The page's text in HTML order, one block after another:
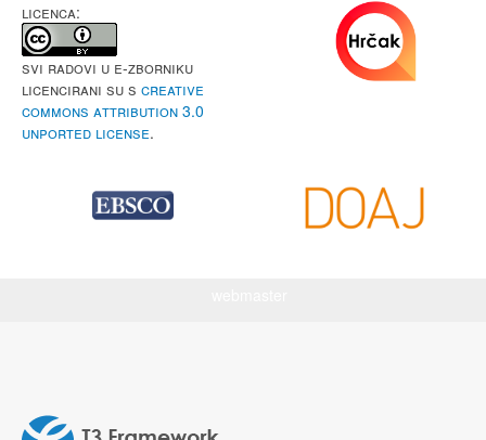
LICENCA:
Svi radovi u e-Zborniku
licencirani su s Creative
Commons Attribution 3.0
Unported License.